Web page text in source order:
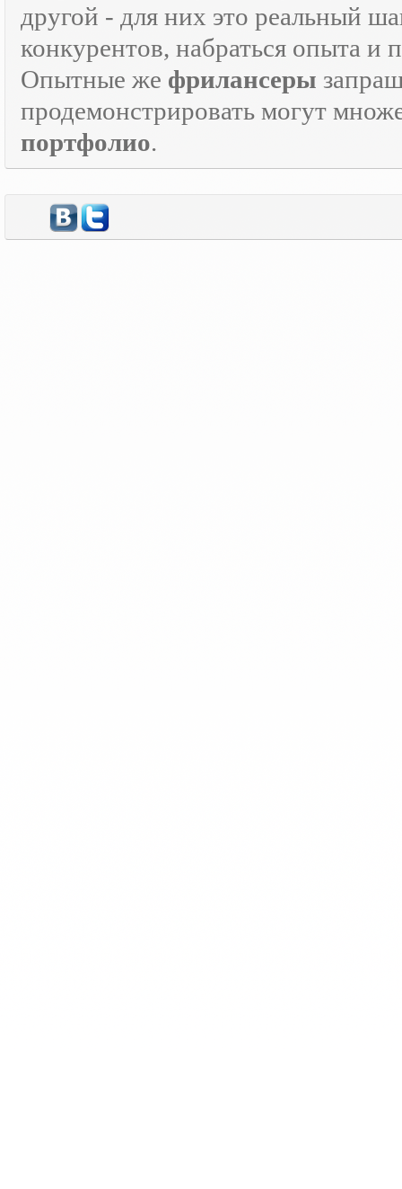
другой - для них это реальный
конкурентов, набраться опыта и
Опытные же фрилансеры
продемонстрировать могут
портфолио.